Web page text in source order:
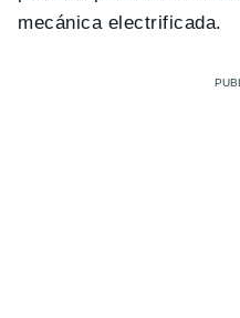
mecánica electrificada.